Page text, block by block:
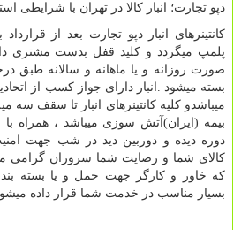
دپو تجارت؛ انبار کالا در تهران با شرایطی
کانتینرهای انبار دپو تجارت بعد از
پلمپ میگردد و کلید قفل بدست مشتری
صورت روزانه و یا ماهانه و سالانه طبق
بسته میشود .انبار دارای جواز کسب از
میباشدو کلیه کانتینرهای انبار تا سقف سه
بیمه (ایران)آتش سوزی میباشد ، همراه
دوره دیده و دوربین دید در شب جهت
کالای شما و رضایت شما سروران گرامی
که خاور و کارگر جهت حمل و یا بسته
بسیار مناسب در خدمت شما قرار داده